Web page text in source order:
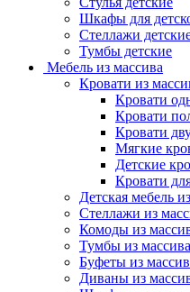
Шкафы для
Стеллажи
Тумбы детские
Мебель из массива
Кровати из
Кровати
Кровати
Кровати
Мягкие
Детские
Кровати
Детская мебель
Стеллажи из
Комоды из
Тумбы из
Буфеты из
Диваны из